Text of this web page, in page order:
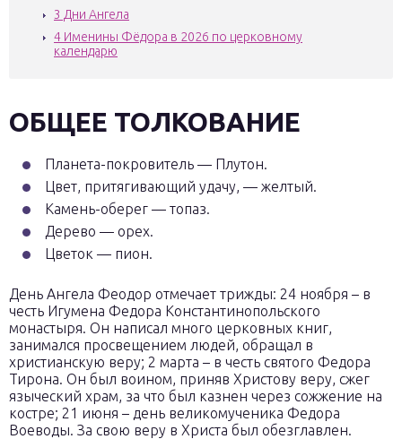
3 Дни Ангела
4 Именины Фёдора в 2026 по церковному
календарю
ОБЩЕЕ ТОЛКОВАНИЕ
Планета-покровитель — Плутон.
Цвет, притягивающий удачу, — желтый.
Камень-оберег — топаз.
Дерево — орех.
Цветок — пион.
День Ангела Феодор отмечает трижды: 24 ноября – в
честь Игумена Федора Константинопольского
монастыря. Он написал много церковных книг,
занимался просвещением людей, обращал в
христианскую веру; 2 марта – в честь святого Федора
Тирона. Он был воином, приняв Христову веру, сжег
языческий храм, за что был казнен через сожжение на
костре; 21 июня – день великомученика Федора
Воеводы. За свою веру в Христа был обезглавлен.